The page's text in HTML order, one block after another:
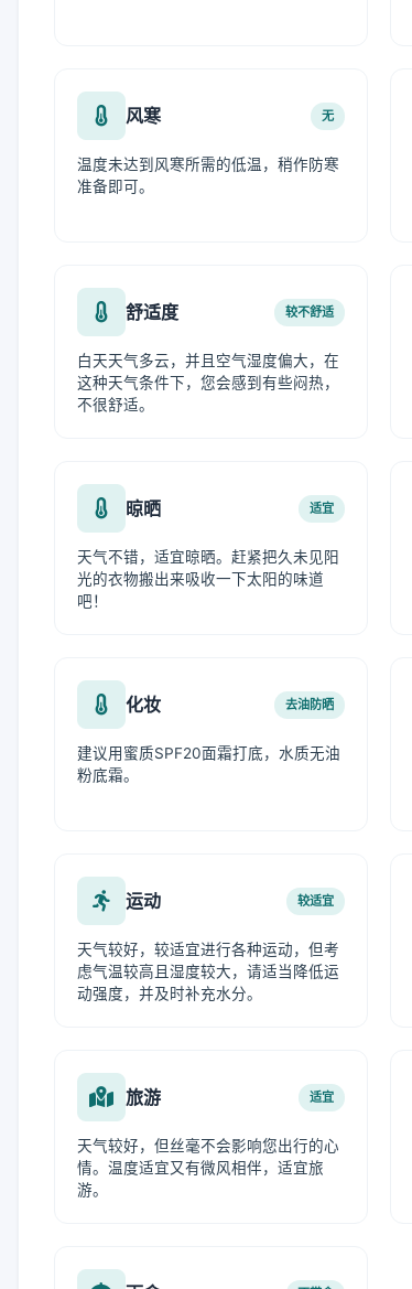
风寒 无
温度未达到风寒所需的低温，稍作防寒
准备即可。
舒适度 较不舒适
白天天气多云，并且空气湿度偏大，在
这种天气条件下，您会感到有些闷热，
不很舒适。
晾晒 适宜
天气不错，适宜晾晒。赶紧把久未见阳
光的衣物搬出来吸收一下太阳的味道
吧！
化妆 去油防晒
建议用蜜质SPF20面霜打底，水质无油
粉底霜。
运动 较适宜
天气较好，较适宜进行各种运动，但考
虑气温较高且湿度较大，请适当降低运
动强度，并及时补充水分。
旅游 适宜
天气较好，但丝毫不会影响您出行的心
情。温度适宜又有微风相伴，适宜旅
游。